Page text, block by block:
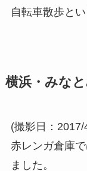
自転車散歩とい
横浜・みな
(撮影日：2017/
赤レンガ倉庫
ました。